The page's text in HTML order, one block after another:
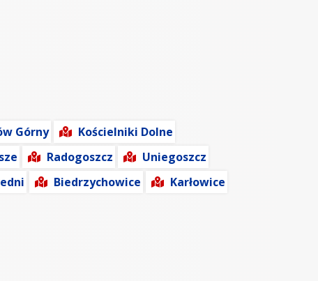
Górny
Kościelniki Dolne
Radogoszcz
Uniegoszcz
Biedrzychowice
Karłowice